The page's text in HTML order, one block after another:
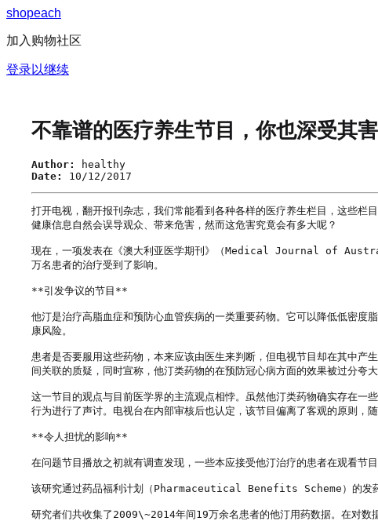
shopeach
加入购物社区
登录以继续
不靠谱的医疗养生节目，你也深受其
Author:
healthy
Date:
10/12/2017
打开电视，翻开报刊杂志，我们常能看到各种各样的医疗养生栏目，这些栏
健康信息自然会误导观众、带来危害，然而这危害究竟会有多大呢？
现在，一项发表在《澳大利亚医学期刊》（Medical Journal of
万名患者的治疗受到了影响。
**引发争议的节目**
他汀是治疗高脂血症和预防心血管疾病的一类重要药物。它可以降低低密度
康风险。
患者是否要服用这些药物，本来应该由医生来判断，但电视节目却在其中
间关联的质疑，同时宣称，他汀类药物的在预防冠心病方面的效果被过分夸大
这一节目的观点与目前医学界的主流观点相悖。虽然他汀类药物确实存在一
行为进行了声讨。电视台在内部审核后也认定，该节目偏离了客观的原则，
**令人担忧的影响**
在问题节目播放之初就有调查发现，一些本应接受他汀治疗的患者在观看
该研究通过药品福利计划（Pharmaceutical Benefits Scheme）的发药
研究者们共收集了2009\~2014年间19万余名患者的他汀用药数据。在对数